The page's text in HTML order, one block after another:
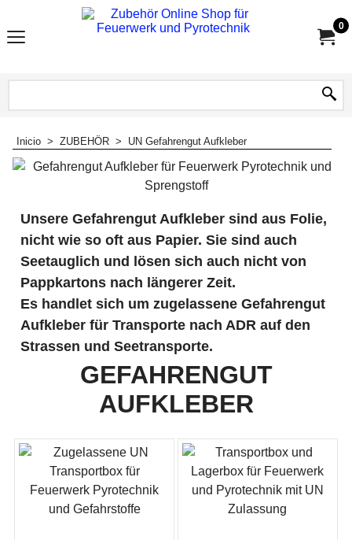
0
Inicio > ZUBEHÖR > UN Gefahrengut Aufkleber
Unsere Gefahrengut Aufkleber sind aus Folie,
nicht wie so oft aus Papier. Sie sind auch
Seetauglich und lösen sich auch nicht von
Pappkartons nach längerer Zeit.
Es handlet sich um zugelassene Gefahrengut
Aufkleber für Transporte nach ADR auf den
Strassen und Seetransporte.
GEFAHRENGUT
AUFKLEBER